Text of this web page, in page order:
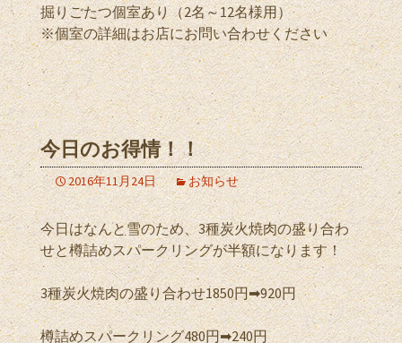
掘りごたつ個室あり（2名～12名様用）
※個室の詳細はお店にお問い合わせください
今日のお得情！！
2016年11月24日 お知らせ
今日はなんと雪のため、3種炭火焼肉の盛り合わ
せと樽詰めスパークリングが半額になります！
3種炭火焼肉の盛り合わせ1850円➡︎920円
樽詰めスパークリング480円➡︎240円